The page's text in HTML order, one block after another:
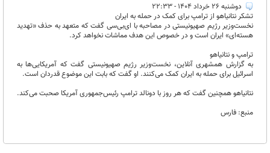
دوشنبه ۲۶ خرداد ۱۴۰۴ - ۲۲:۳۳
تشکر نتانیاهو از ترامپ برای کمک در حمله به ایران
نخست‌وزیر رژیم صهیونیستی در مصاحبه با ای‌بی‌سی گفت که متعهد به حذف «تهدید
هسته‌ای» ایران است و در خصوص این هدف مماشات نخواهد کرد.
ترامپ و نتانیاهو
به گزارش همشهری آنلاین، نخست‌وزیر رژیم صهیونیستی گفت که آمریکایی‌ها به
اسرائیل برای حمله به ایران کمک می‌کنند. او گفت که بابت این موضوع قدردان است.
نتانیاهو همچنین گفت که هر روز با دونالد ترامپ رئیس‌جمهوری آمریکا صحبت می‌کند.
منبع: فارس